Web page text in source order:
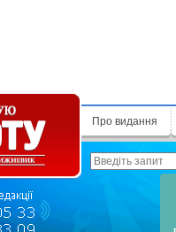
Про видання